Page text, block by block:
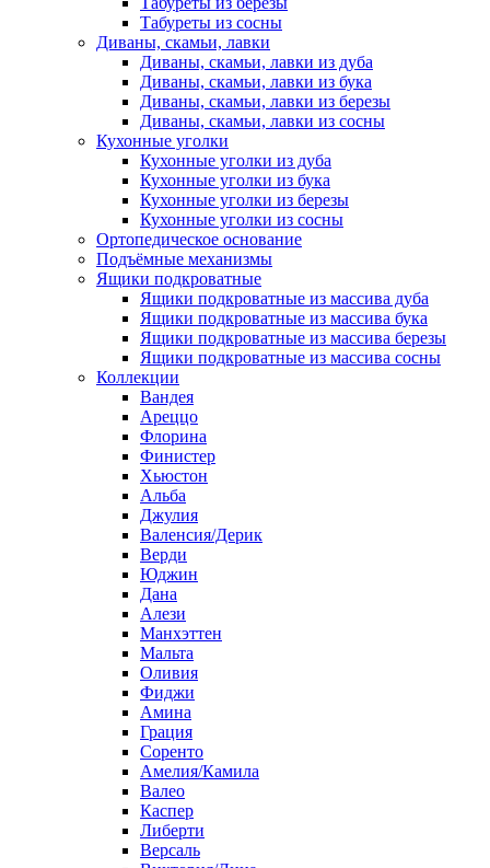
Табуреты из сосны
Диваны, скамьи, лавки
Диваны, скамьи, лавки из дуба
Диваны, скамьи, лавки из бука
Диваны, скамьи, лавки из березы
Диваны, скамьи, лавки из сосны
Кухонные уголки
Кухонные уголки из дуба
Кухонные уголки из бука
Кухонные уголки из березы
Кухонные уголки из сосны
Ортопедическое основание
Подъёмные механизмы
Ящики подкроватные
Ящики подкроватные из массива дуба
Ящики подкроватные из массива бука
Ящики подкроватные из массива березы
Ящики подкроватные из массива сосны
Коллекции
Вандея
Ареццо
Флорина
Финистер
Хьюстон
Альба
Джулия
Валенсия/Дерик
Верди
Юджин
Дана
Алези
Манхэттен
Мальта
Оливия
Фиджи
Амина
Грация
Соренто
Амелия/Камила
Валео
Каспер
Либерти
Версаль